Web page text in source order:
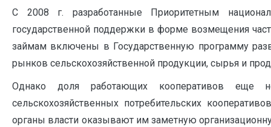
С 2008 г. разработанные Приоритетным
государственной поддержки в форме возмещения
займам включены в Государственную программу
рынков сельскохозяйственной продукции, сырья и
Однако доля работающих кооперативов еще
сельскохозяйственных потребительских
органы власти оказывают им заметную